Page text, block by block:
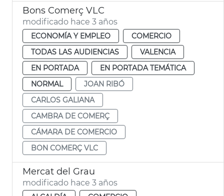
Bons Comerç VLC
modificado hace 3 años
ECONOMÍA Y EMPLEO
COMERCIO
TODAS LAS AUDIENCIAS
VALENCIA
EN PORTADA
EN PORTADA TEMÁTICA
NORMAL
JOAN RIBÓ
CARLOS GALIANA
CAMBRA DE COMERÇ
CÁMARA DE COMERCIO
BON COMERÇ VLC
Mercat del Grau
modificado hace 3 años